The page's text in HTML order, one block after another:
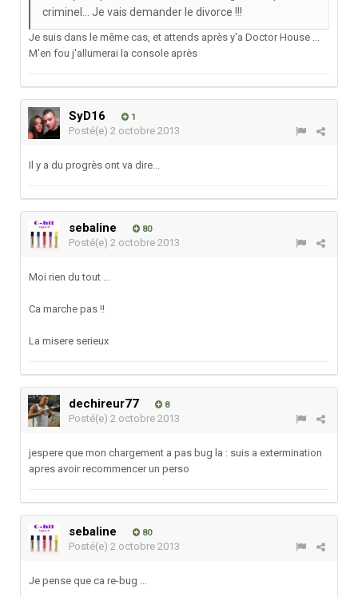
criminel... Je vais demander le divorce !!!
Je suis dans le même cas, et attends après y'a Doctor House ...
M'en fou j'allumerai la console après
SyD16 1
Posté(e) 2 octobre 2013
Il y a du progrès ont va dire...
sebaline 80
Posté(e) 2 octobre 2013
Moi rien du tout ...
Ca marche pas !!
La misere serieux
dechireur77 8
Posté(e) 2 octobre 2013
jespere que mon chargement a pas bug la : suis a extermination
apres avoir recommencer un perso
sebaline 80
Posté(e) 2 octobre 2013
Je pense que ca re-bug ...